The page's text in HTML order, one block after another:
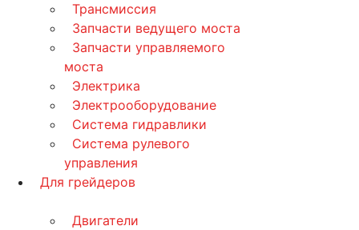
Трансмиссия
Запчасти ведущего моста
Запчасти управляемого
моста
Электрика
Электрооборудование
Система гидравлики
Система рулевого
управления
Для грейдеров
Двигатели